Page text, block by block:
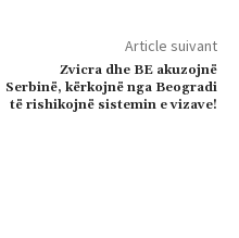
Article suivant
Zvicra dhe BE akuzojnë
Serbinë, kërkojnë nga Beogradi
të rishikojnë sistemin e vizave!